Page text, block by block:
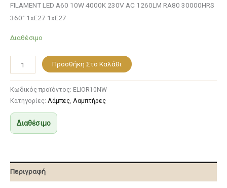
FILAMENT LED A60 10W 4000K 230V AC 1260LM RA80 30000HRS
360° 1xE27 1xE27
Διαθέσιμο
Προσθήκη Στο Καλάθι
Κωδικός προϊόντος: ELIOR10NW
Κατηγορίες: Λάμπες, Λαμπτήρες
Διαθέσιμο
Περιγραφή